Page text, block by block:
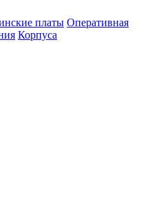
платы Оперативная
Корпуса